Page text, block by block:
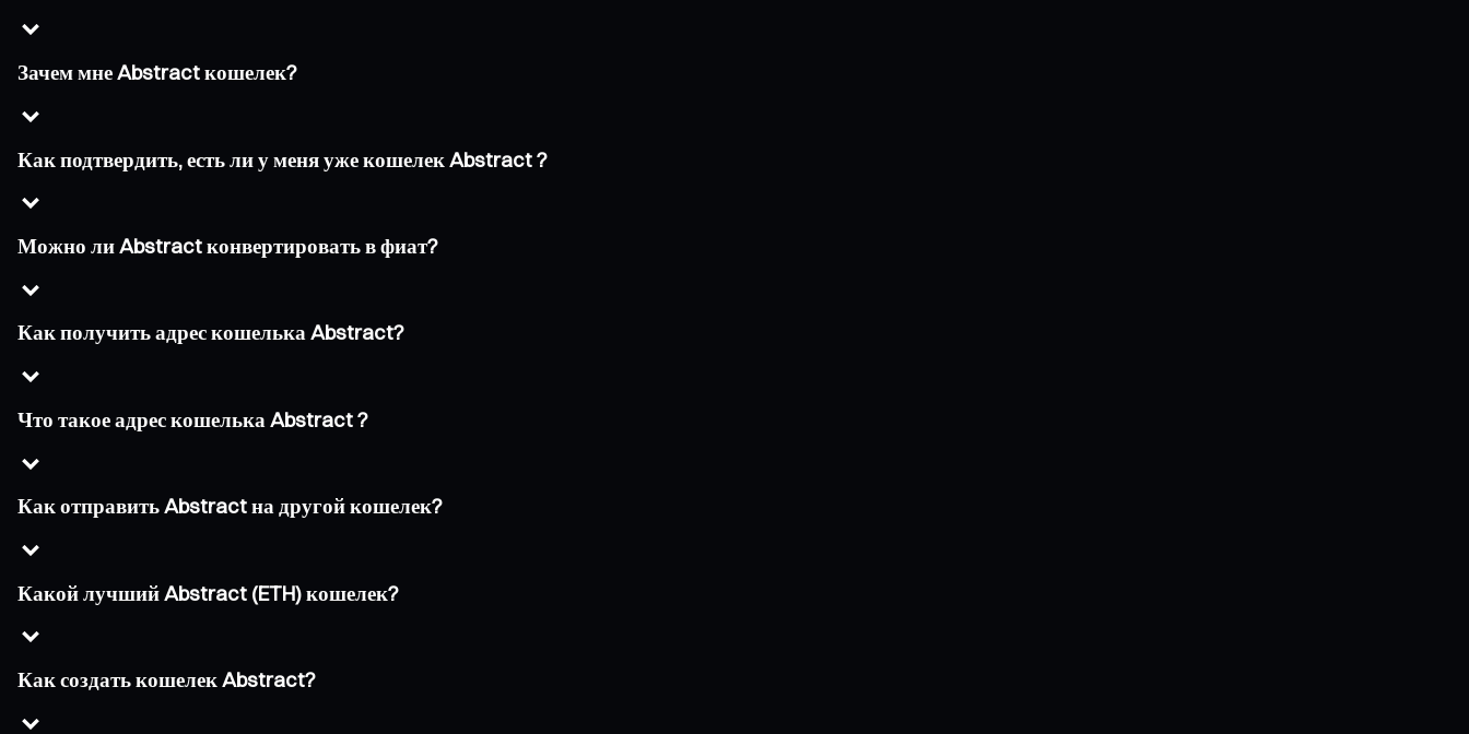
Зачем мне Abstract кошелек?
Как подтвердить, есть ли у меня уже кошелек Abstract ?
Можно ли Abstract конвертировать в фиат?
Как получить адрес кошелька Abstract?
Что такое адрес кошелька Abstract ?
Как отправить Abstract на другой кошелек?
Какой лучший Abstract (ETH) кошелек?
Как создать кошелек Abstract?